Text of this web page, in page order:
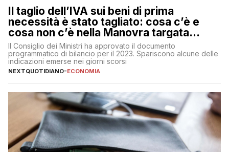
Il taglio dell’IVA sui beni di prima
necessità è stato tagliato: cosa c’è e
cosa non c’è nella Manovra targata
Meloni
Il Consiglio dei Ministri ha approvato il documento
programmatico di bilancio per il 2023. Spariscono alcune delle
indicazioni emerse nei giorni scorsi
NEXTQUOTIDIANO-ECONOMIA